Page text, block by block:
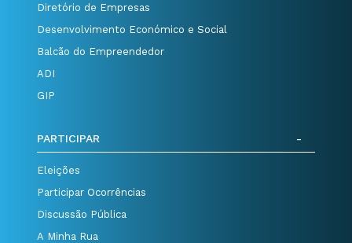
Diretório de Empresas
Desenvolvimento Económico e Social
Balcão do Empreendedor
ADI
GIP
PARTICIPAR
Eleições
Participar Ocorrências
Discussão Pública
A Minha Rua